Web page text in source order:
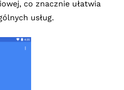
co znacznie ułatwia
usług.